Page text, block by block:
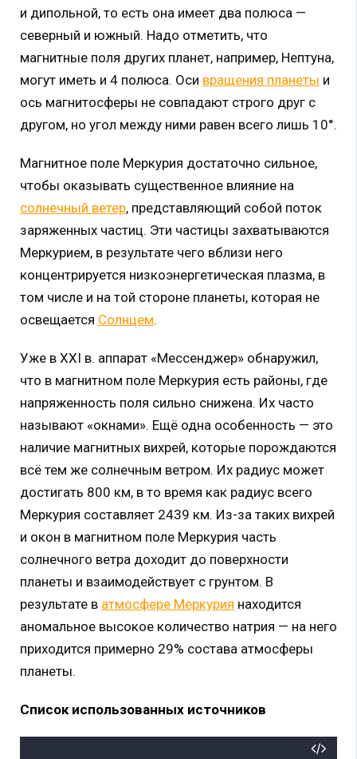
и дипольной, то есть она имеет два полюса —
северный и южный. Надо отметить, что
магнитные поля других планет, например, Нептуна,
могут иметь и 4 полюса. Оси вращения планеты и
ось магнитосферы не совпадают строго друг с
другом, но угол между ними равен всего лишь 10°.
Магнитное поле Меркурия достаточно сильное,
чтобы оказывать существенное влияние на
солнечный ветер, представляющий собой поток
заряженных частиц. Эти частицы захватываются
Меркурием, в результате чего вблизи него
концентрируется низкоэнергетическая плазма, в
том числе и на той стороне планеты, которая не
освещается Солнцем.
Уже в XXI в. аппарат «Мессенджер» обнаружил,
что в магнитном поле Меркурия есть районы, где
напряженность поля сильно снижена. Их часто
называют «окнами». Ещё одна особенность — это
наличие магнитных вихрей, которые порождаются
всё тем же солнечным ветром. Их радиус может
достигать 800 км, в то время как радиус всего
Меркурия составляет 2439 км. Из-за таких вихрей
и окон в магнитном поле Меркурия часть
солнечного ветра доходит до поверхности
планеты и взаимодействует с грунтом. В
результате в атмосфере Меркурия находится
аномальное высокое количество натрия — на него
приходится примерно 29% состава атмосферы
планеты.
Список использованных источников